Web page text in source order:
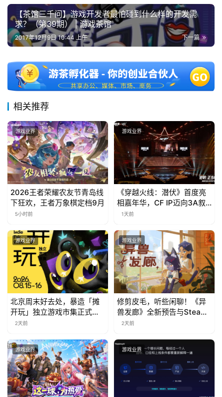
【茶馆三千问】游戏开发者最怕碰到什么样的开发需
求？（第39期） | 游戏茶馆
下一篇
2017年12月9日 10:44 上午
相关推荐
游戏业界
2026王者荣耀农友节青岛线
下狂欢，王者万象棋定档9月
5小时前
游戏业界
《穿越火线：潜伏》首度亮
相嘉年华，CF IP迈向3A叙
事新高度
1天前
游戏业界
北京周末好去处，暴造「摊
开玩」独立游戏市集正式开
票！
2天前
游戏业界
修剪皮毛，听些闲聊！《异
兽发廊》全新预告与Steam
免费试玩公开
2天前
游戏业界 游戏业界